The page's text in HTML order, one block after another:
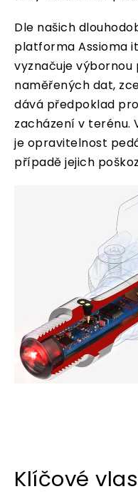
Dle našich
platforma Assioma
vyznačuje
naměřených dat,
dává předpoklad
zacházení v terénu.
je opravitelnost
případě jejich
Klíčové